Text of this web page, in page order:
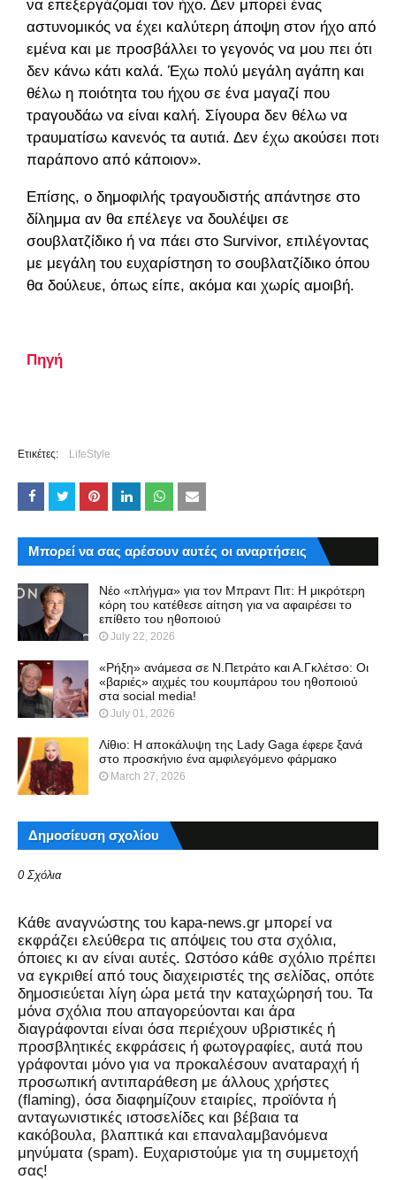
να επεξεργάζομαι τον ήχο. Δεν μπορεί ένας
αστυνομικός να έχει καλύτερη άποψη στον ήχο από
εμένα και με προσβάλλει το γεγονός να μου πει ότι
δεν κάνω κάτι καλά. Έχω πολύ μεγάλη αγάπη και
θέλω η ποιότητα του ήχου σε ένα μαγαζί που
τραγουδάω να είναι καλή. Σίγουρα δεν θέλω να
τραυματίσω κανενός τα αυτιά. Δεν έχω ακούσει ποτέ
παράπονο από κάποιον».
Επίσης, ο δημοφιλής τραγουδιστής απάντησε στο
δίλημμα αν θα επέλεγε να δουλέψει σε
σουβλατζίδικο ή να πάει στο Survivor, επιλέγοντας
με μεγάλη του ευχαρίστηση το σουβλατζίδικο όπου
θα δούλευε, όπως είπε, ακόμα και χωρίς αμοιβή.
Πηγή
Ετικέτες: LifeStyle
Μπορεί να σας αρέσουν αυτές οι αναρτήσεις
Νέο «πλήγμα» για τον Μπραντ Πιτ: Η μικρότερη
κόρη του κατέθεσε αίτηση για να αφαιρέσει το
επίθετο του ηθοποιού
July 22, 2026
«Ρήξη» ανάμεσα σε Ν.Πετράτο και Α.Γκλέτσο: Οι
«βαριές» αιχμές του κουμπάρου του ηθοποιού
στα social media!
July 01, 2026
Λίθιο: Η αποκάλυψη της Lady Gaga έφερε ξανά
στο προσκήνιο ένα αμφιλεγόμενο φάρμακο
March 27, 2026
Δημοσίευση σχολίου
0 Σχόλια
Kάθε αναγνώστης του kapa-news.gr μπορεί να
εκφράζει ελεύθερα τις απόψεις του στα σχόλια,
όποιες κι αν είναι αυτές. Ωστόσο κάθε σχόλιο πρέπει
να εγκριθεί από τους διαχειριστές της σελίδας, οπότε
δημοσιεύεται λίγη ώρα μετά την καταχώρησή του. Τα
μόνα σχόλια που απαγορεύονται και άρα
διαγράφονται είναι όσα περιέχουν υβριστικές ή
προσβλητικές εκφράσεις ή φωτογραφίες, αυτά που
γράφονται μόνο για να προκαλέσουν αναταραχή ή
προσωπική αντιπαράθεση με άλλους χρήστες
(flaming), όσα διαφημίζουν εταιρίες, προϊόντα ή
ανταγωνιστικές ιστοσελίδες και βέβαια τα
κακόβουλα, βλαπτικά και επαναλαμβανόμενα
μηνύματα (spam). Ευχαριστούμε για τη συμμετοχή
σας!